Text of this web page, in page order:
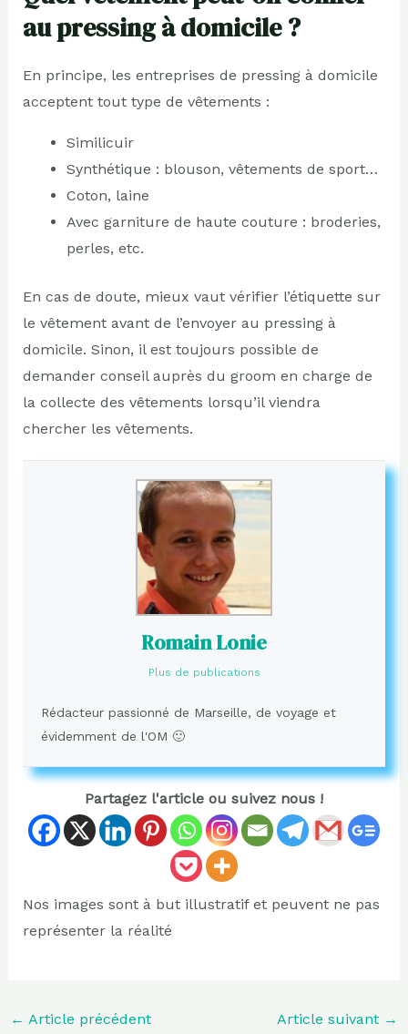
au pressing à domicile ?
En principe, les entreprises de pressing à domicile
acceptent tout type de vêtements :
Similicuir
Synthétique : blouson, vêtements de sport…
Coton, laine
Avec garniture de haute couture : broderies,
perles, etc.
En cas de doute, mieux vaut vérifier l’étiquette sur
le vêtement avant de l’envoyer au pressing à
domicile. Sinon, il est toujours possible de
demander conseil auprès du groom en charge de
la collecte des vêtements lorsqu’il viendra
chercher les vêtements.
Romain Lonie
Plus de publications
Rédacteur passionné de Marseille, de voyage et
évidemment de l'OM 🙂
Partagez l'article ou suivez nous !
Nos images sont à but illustratif et peuvent ne pas
représenter la réalité
← Article précédent Article suivant →